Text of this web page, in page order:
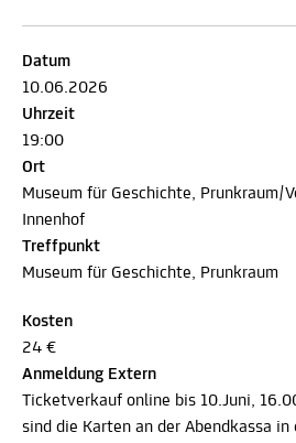
Datum
10.06.2026
Uhrzeit
19:00
Ort
Museum für Geschichte, Prunkraum/
Innenhof
Treffpunkt
Museum für Geschichte, Prunkraum
Kosten
24 €
Anmeldung Extern
Ticketverkauf online bis 10.Juni,
sind die Karten an der Abendkassa in